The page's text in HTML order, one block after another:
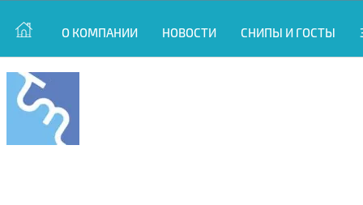
О КОМПАНИИ НОВОСТИ СНИПЫ И ГОСТЫ